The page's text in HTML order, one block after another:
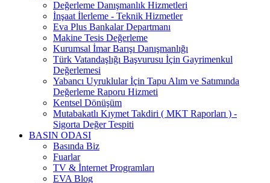
Değerleme Danışmanlık Hizmetleri
İnşaat İlerleme - Teknik Hizmetler
Eva Plus Bankalar Departmanı
Makine Tesis Değerleme
Kurumsal İmar Barışı Danışmanlığı
Türk Vatandaşlığı Başvurusu İçin Gayrimenkul
Değerlemesi
Yabancı Uyruklular İçin Tapu Alım ve Satımında
Değerleme Raporu Hizmeti
Kentsel Dönüşüm
Mutabakatlı Kıymet Takdiri ( MKT Raporları ) -
Sigorta Değer Tespiti
BASIN ODASI
Basında Biz
Fuarlar
TV & İnternet Programları
EVA Blog